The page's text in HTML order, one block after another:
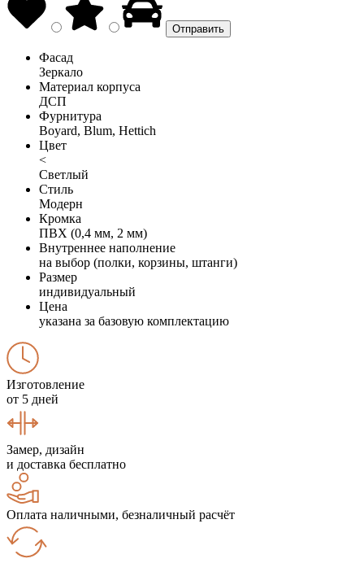
Фасад
Зеркало
Материал корпуса
ДСП
Фурнитура
Boyard, Blum, Hettich
Цвет
<
Светлый
Стиль
Модерн
Кромка
ПВХ (0,4 мм, 2 мм)
Внутреннее наполнение
на выбор (полки, корзины, штанги)
Размер
индивидуальный
Цена
указана за базовую комплектацию
Изготовление
от 5 дней
Замер, дизайн
и доставка бесплатно
Оплата наличными, безналичный расчёт